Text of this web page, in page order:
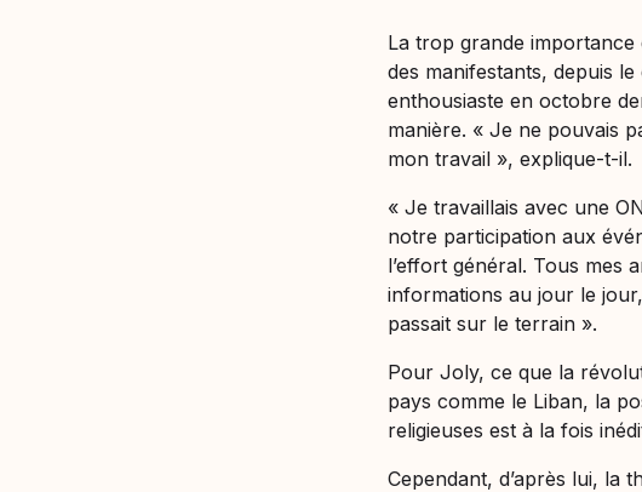
La trop grande importance
des manifestants, depuis
enthousiaste en octobre
manière. « Je ne pouvais
mon travail », explique-t-il.
« Je travaillais avec une
notre participation aux
l’effort général. Tous mes
informations au jour le
passait sur le terrain».
Pour Joly, ce que la
pays comme le Liban, la
religieuses est à la fois
Cependant, d’après lui, la